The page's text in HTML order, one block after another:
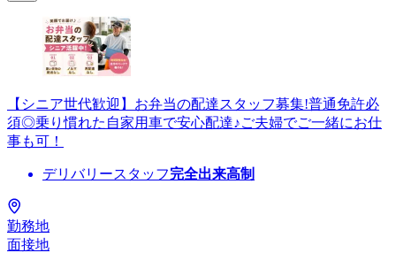
【シニア世代歓迎】お弁当の配達スタッフ募集!普通免許必
須◎乗り慣れた自家用車で安心配達♪ご夫婦でご一緒にお仕
事も可！
デリバリースタッフ完全出来高制
勤務地
面接地